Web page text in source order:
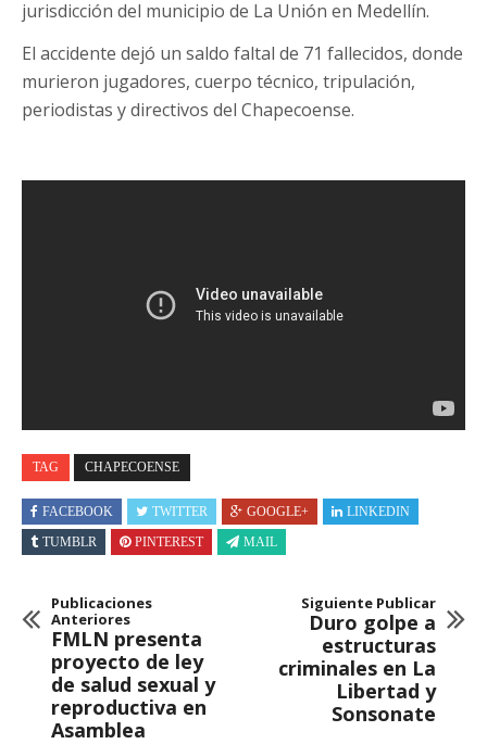
jurisdicción del municipio de La Unión en Medellín.
El accidente dejó un saldo faltal de 71 fallecidos, donde
murieron jugadores, cuerpo técnico, tripulación,
periodistas y directivos del Chapecoense.
TAG CHAPECOENSE
FACEBOOK TWITTER GOOGLE+
LINKEDIN
TUMBLR
PINTEREST MAIL
Publicaciones
Anteriores
FMLN presenta
proyecto de ley
de salud sexual y
reproductiva en
Asamblea
Siguiente Publicar
Duro golpe a
estructuras
criminales en La
Libertad y
Sonsonate